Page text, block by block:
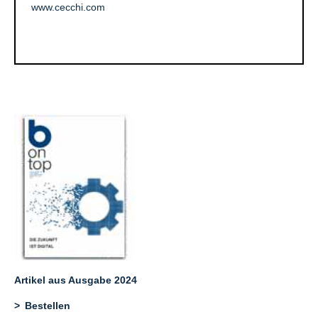
www.cecchi.com
Artikel aus Ausgabe 2024
Bestellen